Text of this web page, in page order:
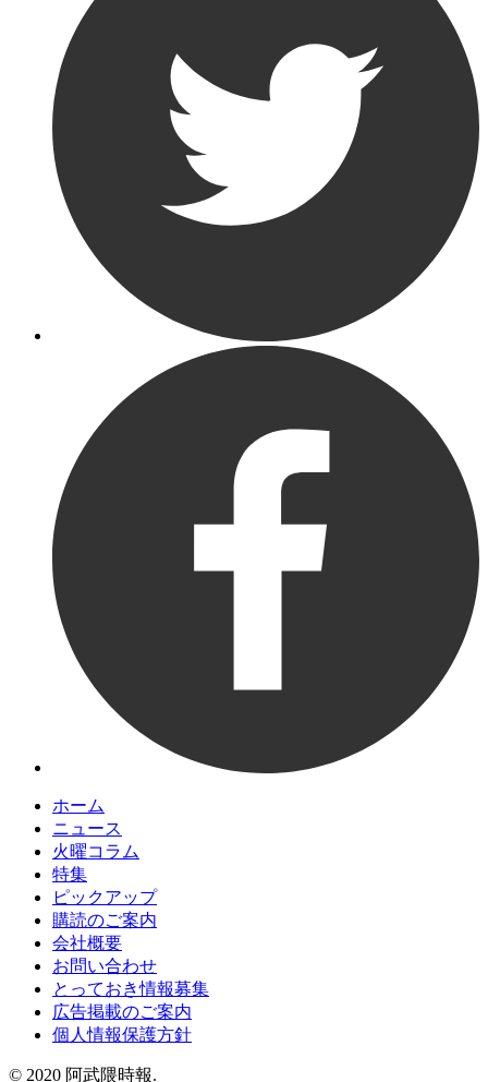
ホーム
ニュース
火曜コラム
特集
ピックアップ
購読のご案内
会社概要
お問い合わせ
とっておき情報募集
広告掲載のご案内
個人情報保護方針
© 2020 阿武隈時報.